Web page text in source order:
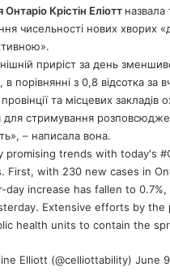
Онтаріо Крістін Еліотт назвала
чисельності нових хворих
приріст за день
в порівнянні з 0,8 відсотка за
та місцевих закладів
для стримування
– написала вона.
promising trends with today's
First, with 230 new cases in
day increase has fallen to
Extensive efforts by the
health units to contain the
Elliott (@celliottability) June